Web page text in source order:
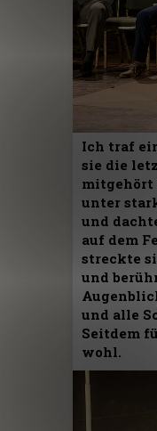
Ich traf
sie die
mitgehört
unter
und
auf dem
streckte
und
und alle
Seitdem
wohl.